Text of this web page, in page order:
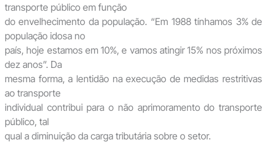
transporte público em função
do envelhecimento da população. “Em 1988 tínhamos 3% de
população idosa no
país, hoje estamos em 10%, e vamos atingir 15% nos próximos
dez anos”. Da
mesma forma, a lentidão na execução de medidas restritivas
ao transporte
individual contribui para o não aprimoramento do transporte
público, tal
qual a diminuição da carga tributária sobre o setor.